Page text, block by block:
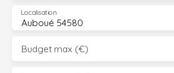
Auboué 54580
Localisation
Budget max (€)